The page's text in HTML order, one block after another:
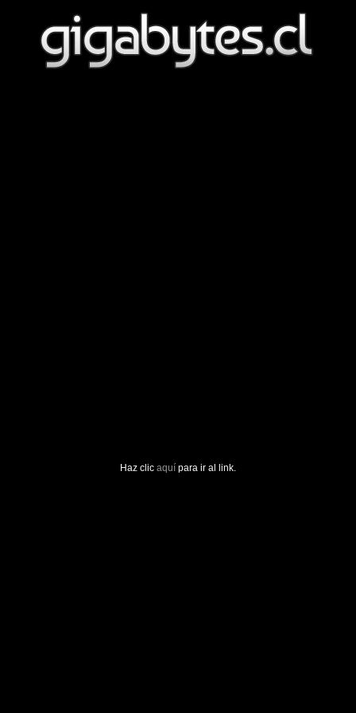
Haz clic aquí para ir al link.